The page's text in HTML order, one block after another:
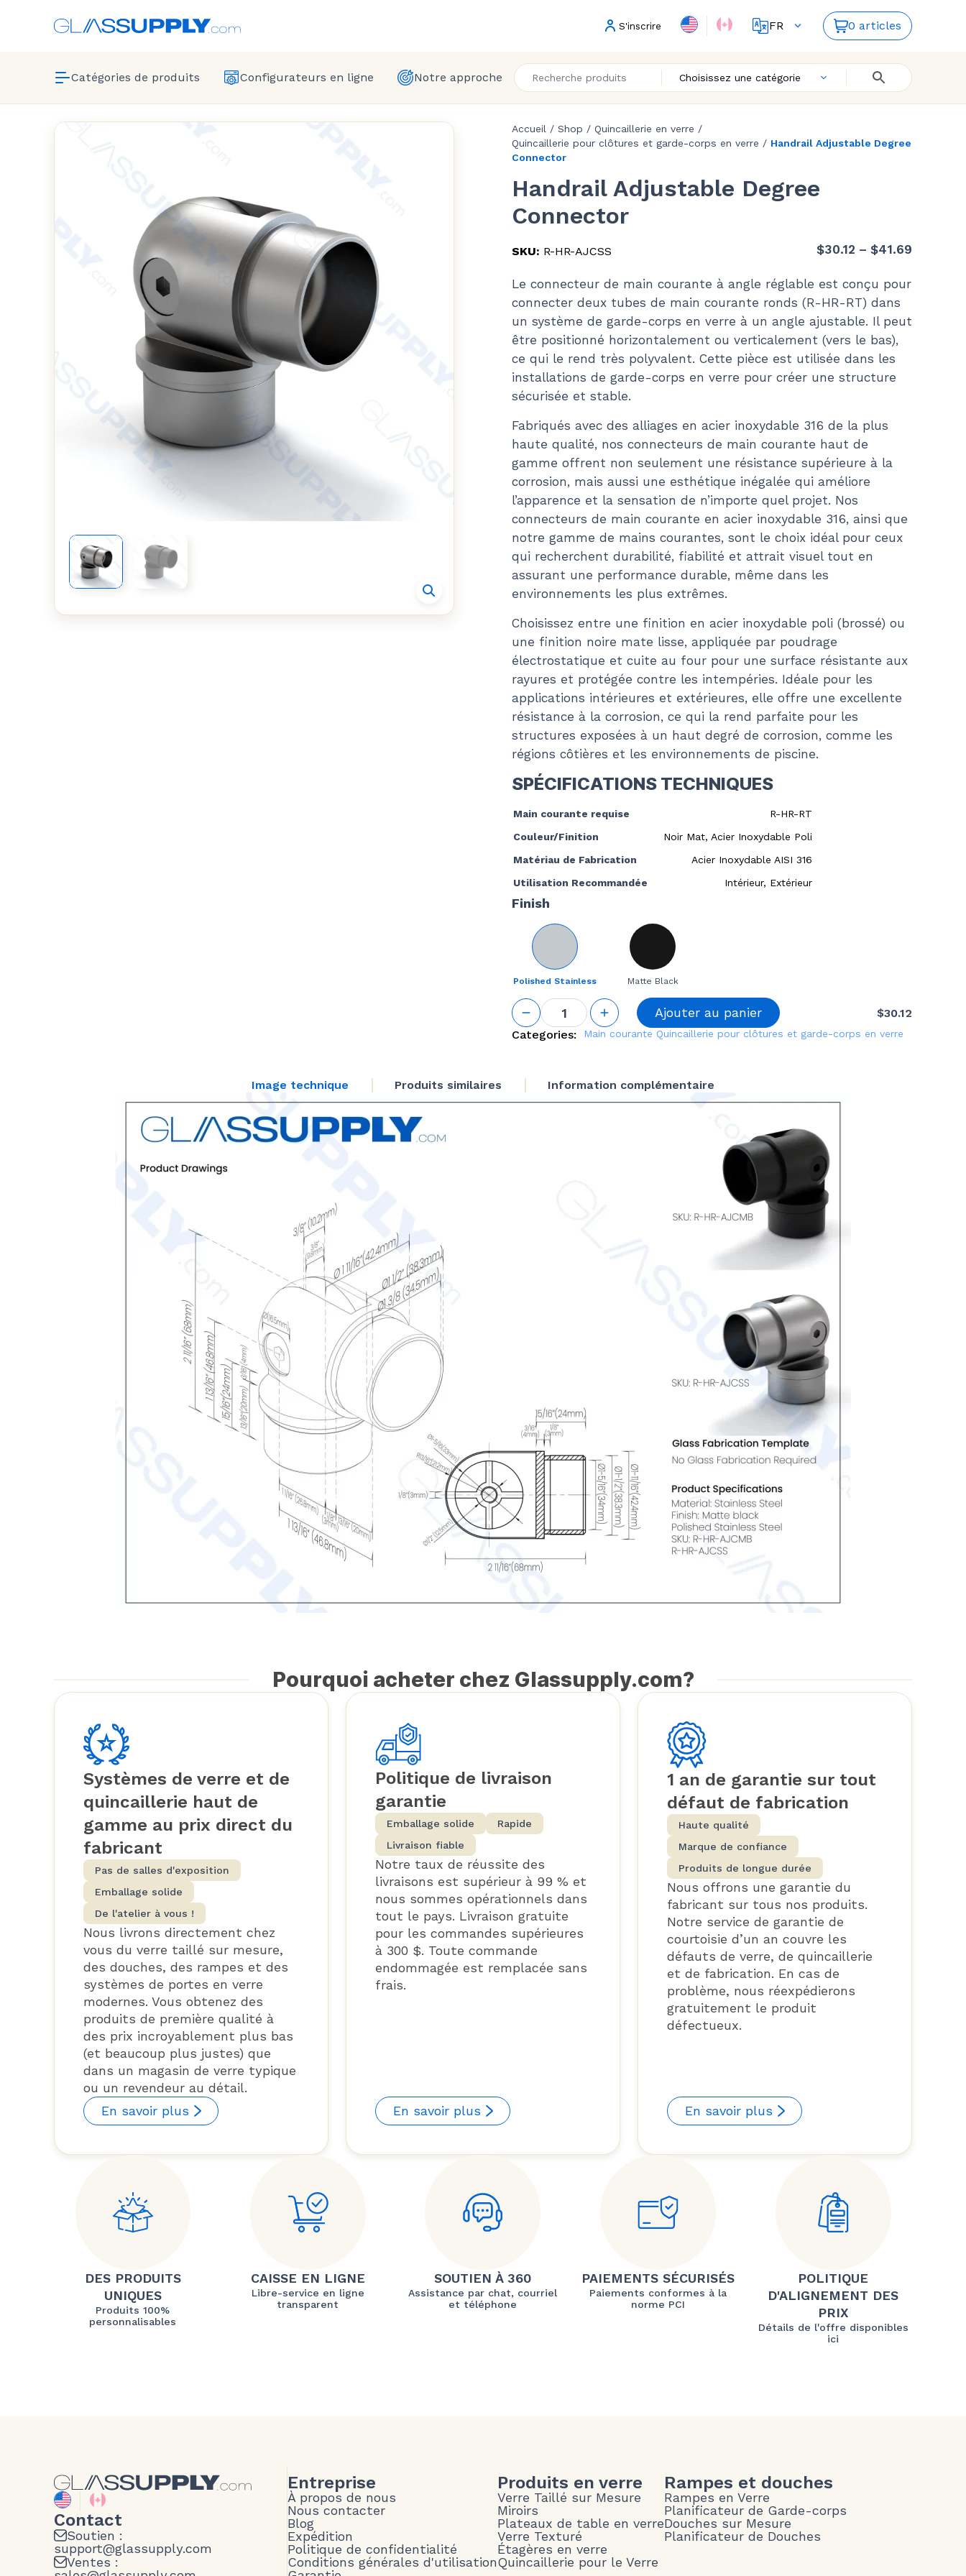
S'inscrire
FR
EN
0 articles
Catégories de produits Configurateurs en ligne Notre approche Choisissez une catégorie
Accueil / Shop / Quincaillerie en verre /
Quincaillerie pour clôtures et garde-corps en verre / Handrail Adjustable Degree
Connector
Handrail Adjustable Degree
Connector
SKU: R-HR-AJCSS $30.12 – $41.69
Le connecteur de main courante à angle réglable est conçu pour
connecter deux tubes de main courante ronds (R-HR-RT) dans
un système de garde-corps en verre à un angle ajustable. Il peut
être positionné horizontalement ou verticalement (vers le bas),
ce qui le rend très polyvalent. Cette pièce est utilisée dans les
installations de garde-corps en verre pour créer une structure
sécurisée et stable.
Fabriqués avec des alliages en acier inoxydable 316 de la plus
haute qualité, nos connecteurs de main courante haut de
gamme offrent non seulement une résistance supérieure à la
corrosion, mais aussi une esthétique inégalée qui améliore
l’apparence et la sensation de n’importe quel projet. Nos
connecteurs de main courante en acier inoxydable 316, ainsi que
notre gamme de mains courantes, sont le choix idéal pour ceux
qui recherchent durabilité, fiabilité et attrait visuel tout en
assurant une performance durable, même dans les
environnements les plus extrêmes.
Choisissez entre une finition en acier inoxydable poli (brossé) ou
une finition noire mate lisse, appliquée par poudrage
électrostatique et cuite au four pour une surface résistante aux
rayures et protégée contre les intempéries. Idéale pour les
applications intérieures et extérieures, elle offre une excellente
résistance à la corrosion, ce qui la rend parfaite pour les
structures exposées à un haut degré de corrosion, comme les
régions côtières et les environnements de piscine.
SPÉCIFICATIONS TECHNIQUES
Main courante requise
R-HR-RT
Couleur/Finition
Noir Mat, Acier Inoxydable Poli
Matériau de Fabrication
Acier Inoxydable AISI 316
Utilisation Recommandée
Intérieur, Extérieur
Finish
Polished Stainless Matte Black
$30.12
quantité
de
Handrail
Adjustable
Ajouter au panier
Categories: Main courante Quincaillerie pour clôtures et garde-corps en verre
Image technique Produits similaires Information complémentaire
Pourquoi acheter chez Glassupply.com?
Systèmes de verre et de
quincaillerie haut de
gamme au prix direct du
fabricant
Pas de salles d'exposition
Emballage solide
De l'atelier à vous !
Nous livrons directement chez
vous du verre taillé sur mesure,
des douches, des rampes et des
systèmes de portes en verre
modernes. Vous obtenez des
produits de première qualité à
des prix incroyablement plus bas
(et beaucoup plus justes) que
dans un magasin de verre typique
ou un revendeur au détail.
En savoir plus
Politique de livraison
garantie
Emballage solide
Rapide
Livraison fiable
Notre taux de réussite des
livraisons est supérieur à 99 % et
nous sommes opérationnels dans
tout le pays. Livraison gratuite
pour les commandes supérieures
à 300 $. Toute commande
endommagée est remplacée sans
frais.
En savoir plus
1 an de garantie sur tout
défaut de fabrication
Haute qualité
Marque de confiance
Produits de longue durée
Nous offrons une garantie du
fabricant sur tous nos produits.
Notre service de garantie de
courtoisie d’un an couvre les
défauts de verre, de quincaillerie
et de fabrication. En cas de
problème, nous réexpédierons
gratuitement le produit
défectueux.
En savoir plus
DES PRODUITS
UNIQUES
Produits 100%
personnalisables
CAISSE EN LIGNE
Libre-service en ligne
transparent
SOUTIEN À 360
Assistance par chat, courriel
et téléphone
PAIEMENTS SÉCURISÉS
Paiements conformes à la
norme PCI
POLITIQUE
D'ALIGNEMENT DES
PRIX
Détails de l'offre disponibles
ici
Contact
Soutien :
support@glassupply.com
Ventes :
Entreprise
À propos de nous
Nous contacter
Blog
Expédition
Politique de confidentialité
Conditions générales d'utilisation
Produits en verre
Verre Taillé sur Mesure
Miroirs
Plateaux de table en verre
Verre Texturé
Étagères en verre
Quincaillerie pour le Verre
Rampes et douches
Rampes en Verre
Planificateur de Garde-corps
Douches sur Mesure
Planificateur de Douches